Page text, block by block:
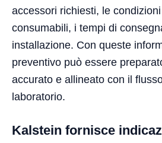
accessori richiesti, le
consumabili, i tempi di
installazione. Con queste
preventivo può essere
accurato e allineato con il
laboratorio.
Kalstein fornisce